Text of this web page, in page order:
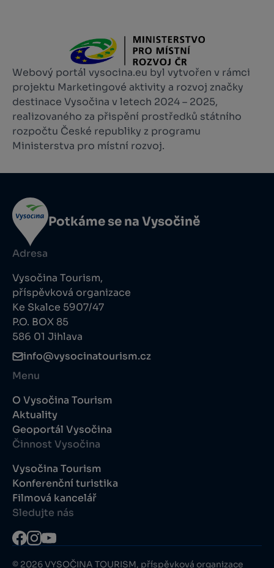
Webový portál vysocina.eu byl vytvořen v rámci
projektu Marketingové aktivity a rozvoj značky
destinace Vysočina v letech 2024 – 2025,
realizovaného za přispění prostředků státního
rozpočtu České republiky z programu
Ministerstva pro místní rozvoj.
Potkáme se na Vysočině
Adresa
Vysočina Tourism,
příspěvková organizace
Ke Skalce 5907/47
P.O. BOX 85
586 01 Jihlava
info@vysocinatourism.cz
Menu
O Vysočina Tourism
Aktuality
Geoportál Vysočina
Činnost Vysočina
Vysočina Tourism
Konferenční turistika
Filmová kancelář
Sledujte nás
© 2026 VYSOČINA TOURISM, příspěvková organizace